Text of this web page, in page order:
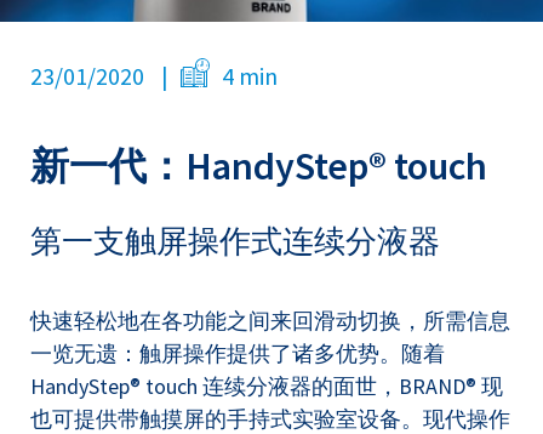
23/01/2020 4 min
新一代：HandyStep® touch
第一支触屏操作式连续分液器
快速轻松地在各功能之间来回滑动切换，所需信息
一览无遗：触屏操作提供了诸多优势。随着
HandyStep® touch 连续分液器的面世，BRAND® 现
也可提供带触摸屏的手持式实验室设备。现代操作